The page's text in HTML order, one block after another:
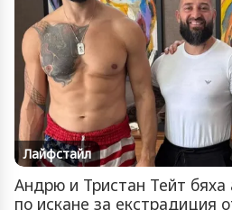
Лайфстайл
Андрю и Тристан Тейт
по искане за екстрадиция